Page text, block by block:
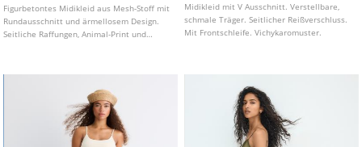
Figurbetontes Midikleid aus Mesh-Stoff mit
Rundausschnitt und ärmellosem Design.
Seitliche Raffungen, Animal-Print und
Midikleid mit V Ausschnitt. Verstellbare,
schmale Träger. Seitlicher Reißverschluss.
Mit Frontschleife. Vichykaromuster.